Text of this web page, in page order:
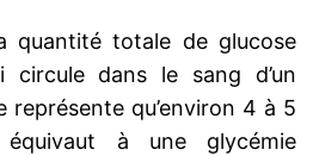
quantité totale de glucose
dans le sang d’un
représente qu’environ 4 à 5
équivaut à une glycémie